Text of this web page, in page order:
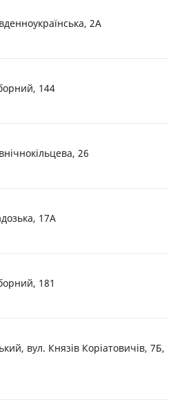
2А
144
26
17А
181
вул. Князів Коріатовичів, 7Б,